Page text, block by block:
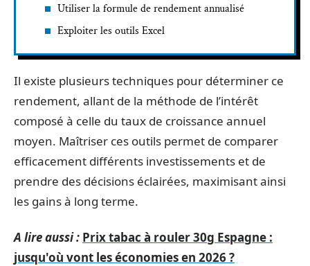
Utiliser la formule de rendement annualisé
Exploiter les outils Excel
Il existe plusieurs techniques pour déterminer ce
rendement, allant de la méthode de l’intérêt
composé à celle du taux de croissance annuel
moyen. Maîtriser ces outils permet de comparer
efficacement différents investissements et de
prendre des décisions éclairées, maximisant ainsi
les gains à long terme.
A lire aussi : Prix tabac à rouler 30g Espagne :
jusqu'où vont les économies en 2026 ?